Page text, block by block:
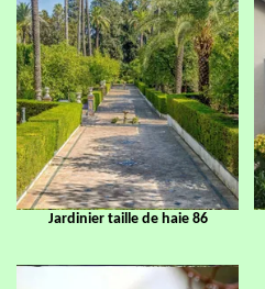
Jardinier taille de haie 86